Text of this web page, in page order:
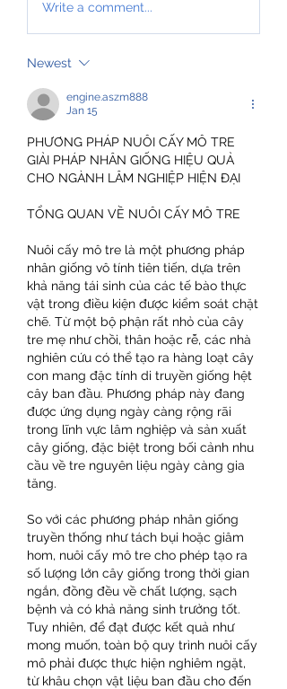
Write a comment...
Newest
engine.aszm888
Jan 15
PHƯƠNG PHÁP NUÔI CẤY MÔ TRE
GIẢI PHÁP NHÂN GIỐNG HIỆU QUẢ
CHO NGÀNH LÂM NGHIỆP HIỆN ĐẠI
TỔNG QUAN VỀ NUÔI CẤY MÔ TRE
Nuôi cấy mô tre là một phương pháp
nhân giống vô tính tiên tiến, dựa trên
khả năng tái sinh của các tế bào thực
vật trong điều kiện được kiểm soát chặt
chẽ. Từ một bộ phận rất nhỏ của cây
tre mẹ như chồi, thân hoặc rễ, các nhà
nghiên cứu có thể tạo ra hàng loạt cây
con mang đặc tính di truyền giống hệt
cây ban đầu. Phương pháp này đang
được ứng dụng ngày càng rộng rãi
trong lĩnh vực lâm nghiệp và sản xuất
cây giống, đặc biệt trong bối cảnh nhu
cầu về tre nguyên liệu ngày càng gia
tăng.
So với các phương pháp nhân giống
truyền thống như tách bụi hoặc giâm
hom, nuôi cấy mô tre cho phép tạo ra
số lượng lớn cây giống trong thời gian
ngắn, đồng đều về chất lượng, sạch
bệnh và có khả năng sinh trưởng tốt.
Tuy nhiên, để đạt được kết quả như
mong muốn, toàn bộ quy trình nuôi cấy
mô phải được thực hiện nghiêm ngặt,
từ khâu chọn vật liệu ban đầu cho đến